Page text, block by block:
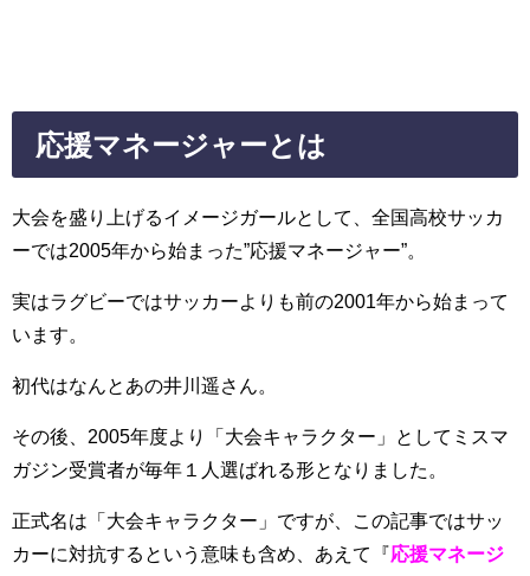
応援マネージャーとは
大会を盛り上げるイメージガールとして、全国高校サッカ
ーでは2005年から始まった”応援マネージャー”。
実はラグビーではサッカーよりも前の2001年から始まって
います。
初代はなんとあの井川遥さん。
その後、2005年度より「大会キャラクター」としてミスマ
ガジン受賞者が毎年１人選ばれる形となりました。
正式名は「大会キャラクター」ですが、この記事ではサッ
カーに対抗するという意味も含め、あえて『応援マネージ